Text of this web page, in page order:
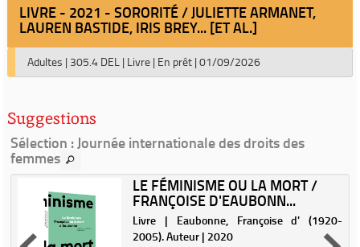
LIVRE - 2021 - SORORITÉ / JULIETTE ARMANET,
LAUREN BASTIDE, IRIS BREY... [ET AL.]
Adultes | 305.4 DEL | Livre | En prêt | 01/09/2026
Suggestions
Sélection : Journée internationale des droits des
femmes
LE FÉMINISME OU LA MORT /
FRANÇOISE D'EAUBONN...
Livre | Eaubonne, Françoise d' (1920-
2005). Auteur | 2020